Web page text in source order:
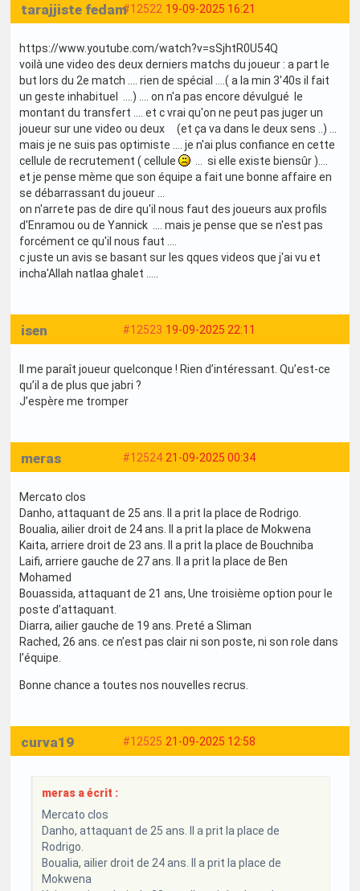
#12522 19-09-2025 16:21
tarajjiste fedam
https://www.youtube.com/watch?v=sSjhtR0U54Q
voilà une video des deux derniers matchs du joueur : a part le
but lors du 2e match .... rien de spécial ....( a la min 3'40s il fait
un geste inhabituel ....) .... on n'a pas encore dévulgué le
montant du transfert .... et c vrai qu'on ne peut pas juger un
joueur sur une video ou deux (et ça va dans le deux sens ..) ...
mais je ne suis pas optimiste .... je n'ai plus confiance en cette
cellule de recrutement ( cellule
... si elle existe biensûr )....
et je pense mème que son équipe a fait une bonne affaire en
se débarrassant du joueur ...
on n'arrete pas de dire qu'il nous faut des joueurs aux profils
d'Enramou ou de Yannick .... mais je pense que se n'est pas
forcément ce qu'il nous faut ....
c juste un avis se basant sur les qques videos que j'ai vu et
incha'Allah natlaa ghalet .....
#12523 19-09-2025 22:11
isen
Il me paraît joueur quelconque ! Rien d’intéressant. Qu’est-ce
qu’il a de plus que jabri ?
J’espère me tromper
#12524 21-09-2025 00:34
meras
Mercato clos
Danho, attaquant de 25 ans. Il a prit la place de Rodrigo.
Boualia, ailier droit de 24 ans. Il a prit la place de Mokwena
Kaita, arriere droit de 23 ans. Il a prit la place de Bouchniba
Laifi, arriere gauche de 27 ans. Il a prit la place de Ben
Mohamed
Bouassida, attaquant de 21 ans, Une troisième option pour le
poste d’attaquant.
Diarra, ailier gauche de 19 ans. Preté a Sliman
Rached, 26 ans. ce n’est pas clair ni son poste, ni son role dans
l’équipe.
Bonne chance a toutes nos nouvelles recrus.
#12525 21-09-2025 12:58
curva19
meras a écrit :
Mercato clos
Danho, attaquant de 25 ans. Il a prit la place de
Rodrigo.
Boualia, ailier droit de 24 ans. Il a prit la place de
Mokwena